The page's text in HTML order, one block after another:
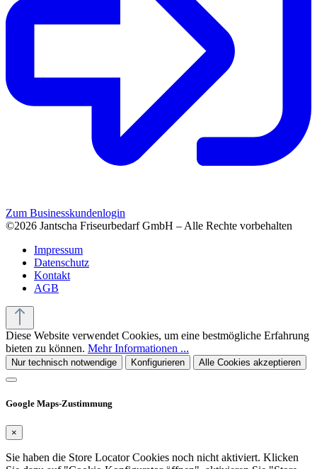
Zum Businesskundenlogin
©2026 Jantscha Friseurbedarf GmbH – Alle Rechte vorbehalten
Impressum
Datenschutz
Kontakt
AGB
Diese Website verwendet Cookies, um eine bestmögliche Erfahrung
bieten zu können. Mehr Informationen ...
Nur technisch notwendige Konfigurieren Alle Cookies akzeptieren
Google Maps-Zustimmung
×
Sie haben die Store Locator Cookies noch nicht aktiviert. Klicken